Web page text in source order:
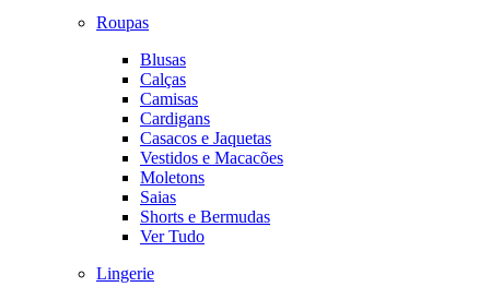
Roupas
Blusas
Calças
Camisas
Cardigans
Casacos e Jaquetas
Vestidos e Macacões
Moletons
Saias
Shorts e Bermudas
Ver Tudo
Lingerie